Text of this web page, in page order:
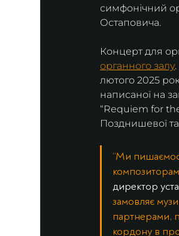
симфонічний
Остаповича.
Концерт для
органного залу
лютого 2025
написаної на
“Requiem for
Позднишевої
“Ми
директор
замовляє
партнерами,
кордону в